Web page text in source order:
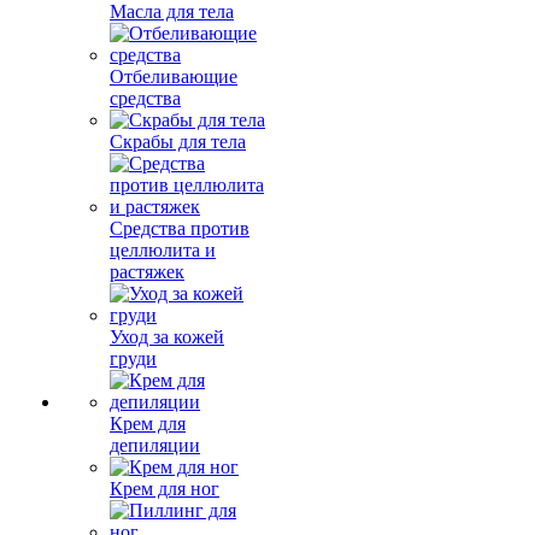
Масла для тела
Отбеливающие
средства
Скрабы для тела
Средства против
целлюлита и
растяжек
Уход за кожей
груди
Крем для
депиляции
Крем для ног